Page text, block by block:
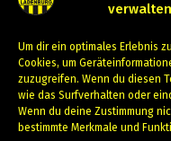
verwalten
Um dir ein optimales Erlebnis
Cookies, um
zuzugreifen. Wenn du diesen
wie das Surfverhalten oder
Wenn du deine Zustimmung
bestimmte Merkmale und
April 9, 2024
PREVIOUS